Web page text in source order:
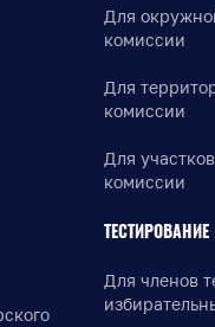
Для
комиссии
Для
комиссии
Для
комиссии
ТЕСТИРОВАНИЕ
Для членов